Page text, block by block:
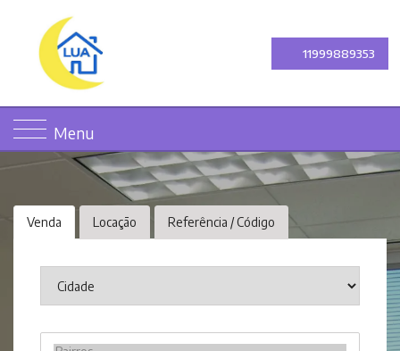
11999889353
Menu
Venda Locação Referência / Código